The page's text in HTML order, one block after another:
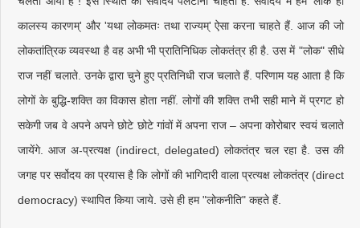
कालस्य कारणम्' और 'यथा लोकमतः तथा राज्यम्' ऐसा करना चाहते हैं. आज की जो
लोकतांत्रिक व्यवस्था है वह अभी भी प्रातिनिधिक लोकतंत्र ही है. उस में "लोक" सीधे
राज नहीं चलाते. उनके द्वारा चुने हुए प्रतिनिधी राज चलाते हैं. परिणाम यह आता है कि
लोगों के बुद्धि-शक्ति का विकास होता नहीं. लोगों की शक्ति तभी सही माने में प्रगट हो
सकेगी जब वे अपने अपने छोटे छोटे गांवों में अपना राज – अपना कोरोबार स्वयं चलाते
जायेंगे. आज अ-प्रत्यक्ष (indirect, delegated) लोकतंत्र चल रहा है. उस की
जगह पर सर्वोदय का प्रयास है कि लोगों की भागिदारी वाला प्रत्यक्ष लोकतंत्र (direct
democracy) स्थापित किया जाये. उसे ही हम "लोकनीति" कहते हैं.